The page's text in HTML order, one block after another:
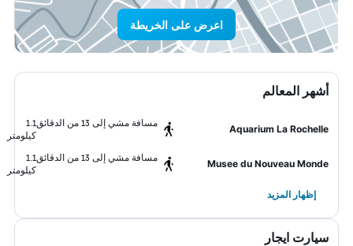
اعرض على الخريطة
أشهر المعالم
Aquarium La Rochelle
مسافة مشي إلى 13 من الدقائق
1.1
كيلومتر
Musee du Nouveau Monde
مسافة مشي إلى 13 من الدقائق
1.1
كيلومتر
إظهار المزيد
سيارت ايجار